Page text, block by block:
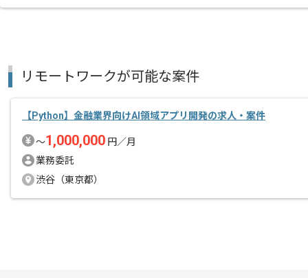
リモートワークが可能な案件
【Python】金融業界向けAI領域アプリ開発の求人・案件
〜1,000,000 円／月
業務委託
渋谷（東京都）